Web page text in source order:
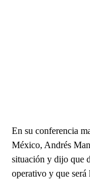
En su conferencia
México, Andrés
situación y dijo que
operativo y que será